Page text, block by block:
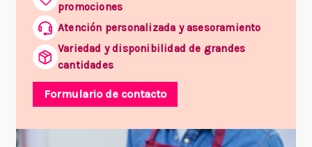
promociones
Atención personalizada y asesoramiento
Variedad y disponibilidad de grandes
cantidades
Formulario de contacto